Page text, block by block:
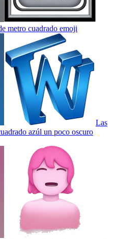
metro cuadrado emoji
Las
azúl un poco oscuro